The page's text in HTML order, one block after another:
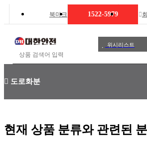
북마크 1522-5979
상품명 입력 필수
위시리스트
도로화분
현재 상품 분류와 관련된